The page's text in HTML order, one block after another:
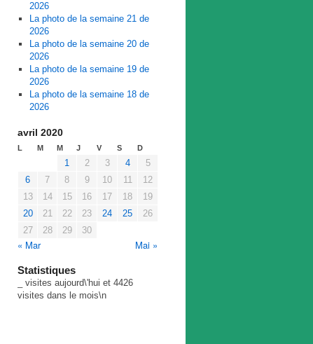
2026
La photo de la semaine 21 de
2026
La photo de la semaine 20 de
2026
La photo de la semaine 19 de
2026
La photo de la semaine 18 de
2026
avril 2020
L M M J V S D
1 2 3 4
5
6
7 8 9 10 11
12
13
14 15 16 17 18
19
20
21 22 23 24 25
26
27
28 29 30
« Mar Mai »
Statistiques
visites aujourd\'hui et 4426
visites dans le mois\n